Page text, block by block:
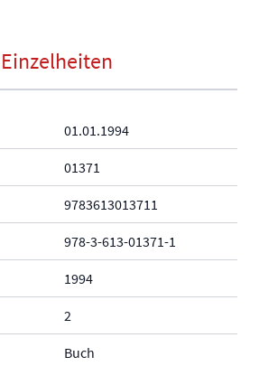
Einzelheiten
01.01.1994
01371
9783613013711
978-3-613-01371-1
1994
2
Buch